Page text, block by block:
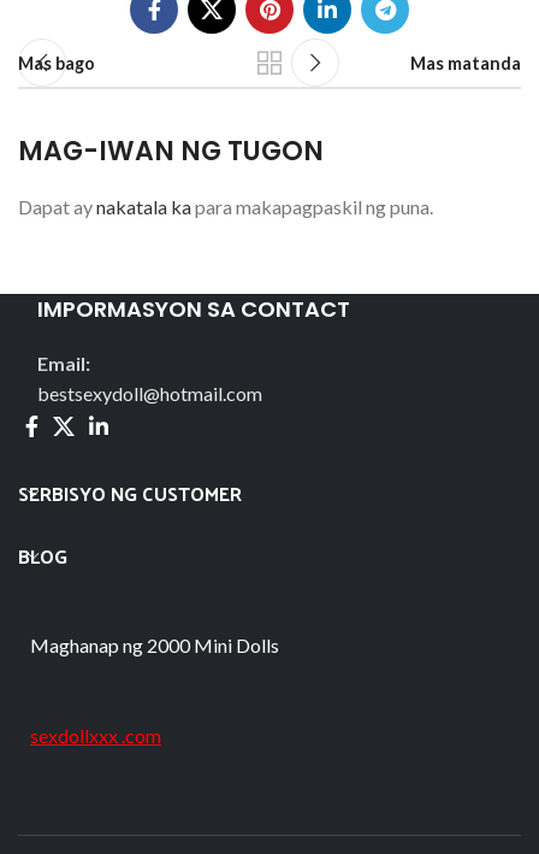
Mas bago Mas matanda
MAG-IWAN NG TUGON
Dapat aynakatala kapara makapagpaskil ng puna.
IMPORMASYON SA CONTACT
Email:
bestsexydoll@hotmail.com
SERBISYO NG CUSTOMER
BLOG
Maghanap ng 2000 Mini Dolls
sexdollxxx .com